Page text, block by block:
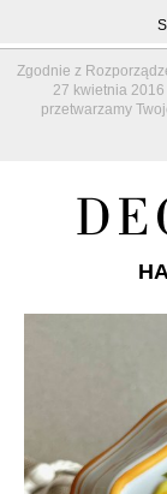
Zgodnie z
27 kwietnia 2016
przetwarzamy